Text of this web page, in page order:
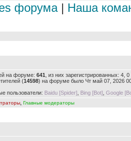
форума| Наша
на форуме: 641 , из них зарегистрированных: 4,
(14598) на форуме было Чт май 07, 2026
пользователи: Baidu [Spider] Bing [Bot] Google
Главные модераторы